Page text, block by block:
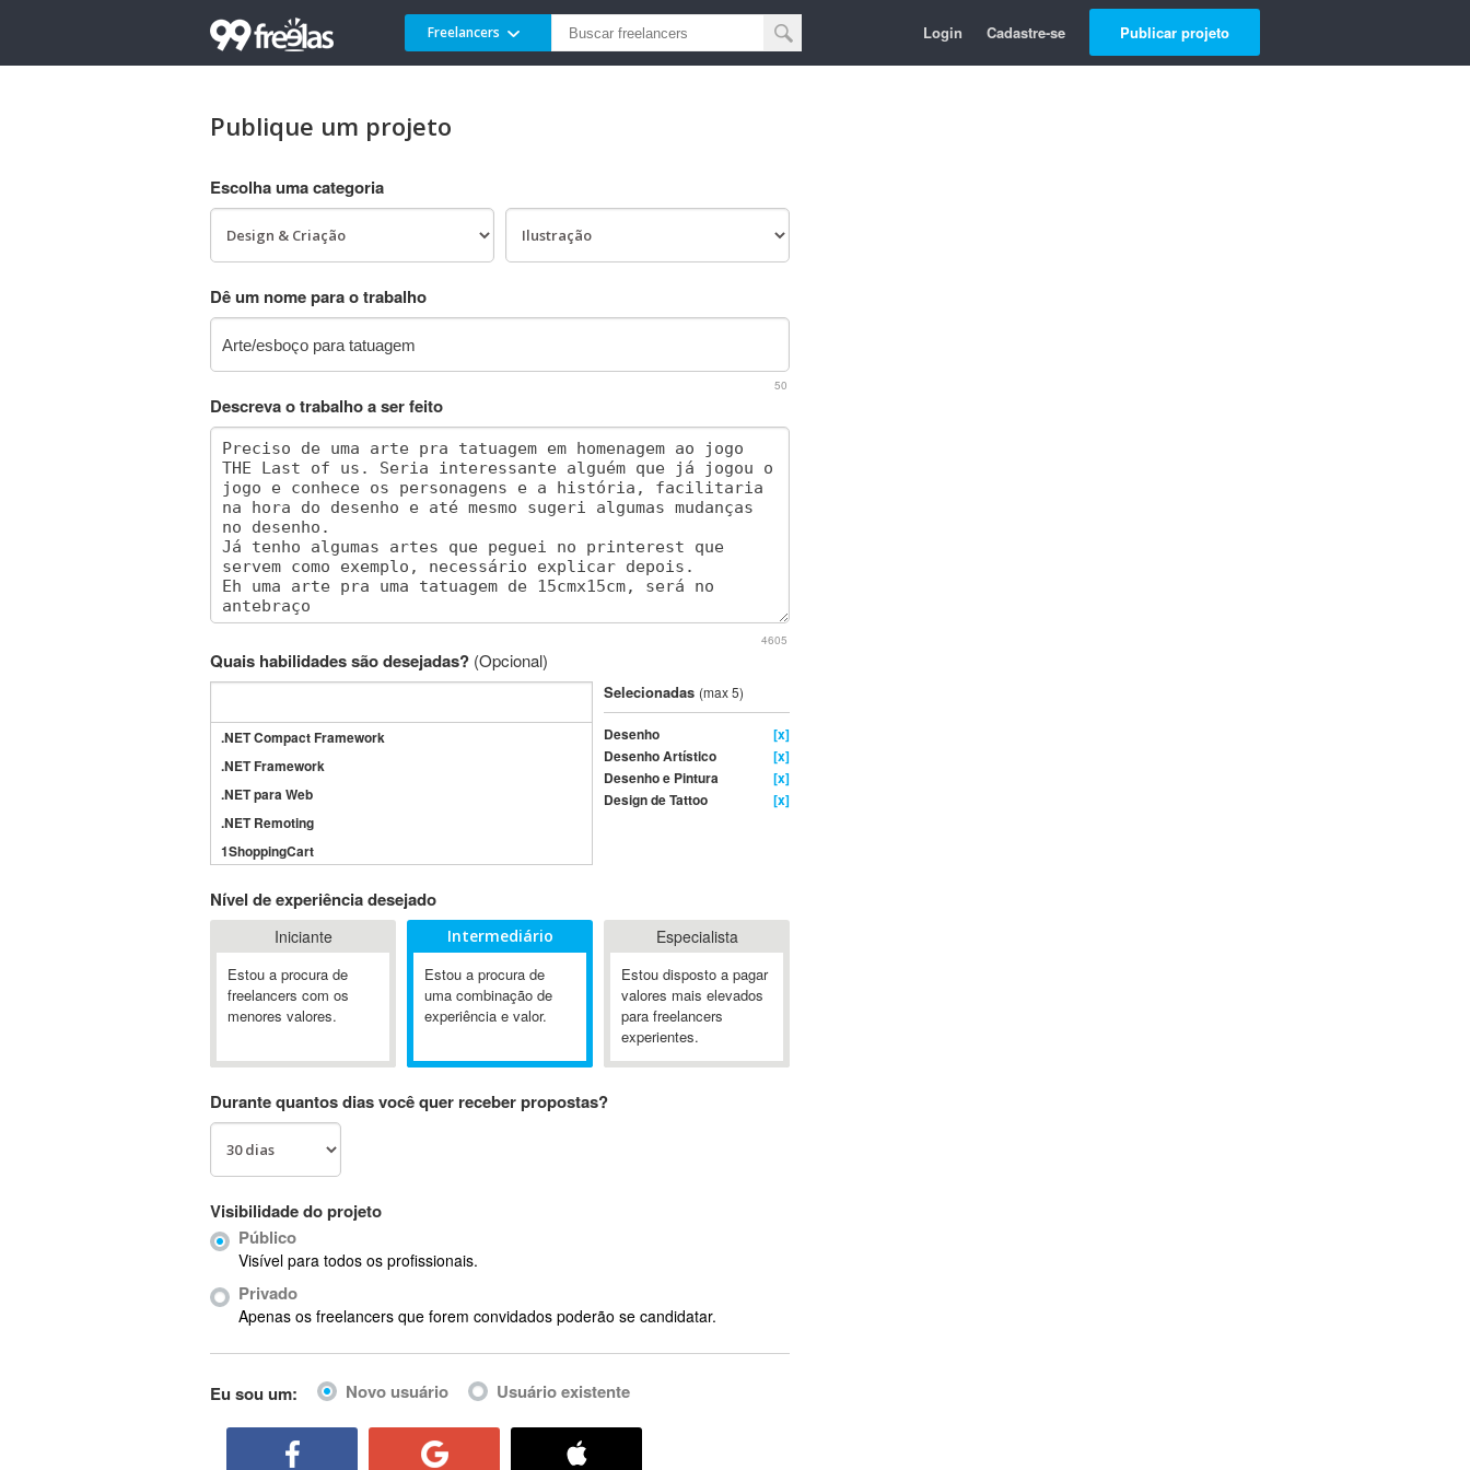
Freelancers Login Cadastre-se Publicar projeto
Publique um projeto
Escolha uma categoria
Dê um nome para o trabalho
50
Descreva o trabalho a ser feito
4605
Quais habilidades são desejadas? (Opcional)
.NET Compact Framework
.NET Framework
.NET para Web
.NET Remoting
1ShoppingCart
3GSM
4D Dimension
802.11
A&P
A-GPS
Ab Initio
ABIS
AbleCommerce
Ableton Live
Abstract Window Toolkit (AWT)
Selecionadas (max 5)
Desenho
[x]
Desenho Artístico
[x]
Desenho e Pintura
[x]
Design de Tattoo
[x]
Nível de experiência desejado
Iniciante
Estou a procura de
freelancers com os
menores valores.
Intermediário
Estou a procura de
uma combinação de
experiência e valor.
Especialista
Estou disposto a pagar
valores mais elevados
para freelancers
experientes.
Durante quantos dias você quer receber propostas?
Visibilidade do projeto
Público
Visível para todos os profissionais.
Privado
Apenas os freelancers que forem convidados poderão se candidatar.
Eu sou um: Novo usuário Usuário existente